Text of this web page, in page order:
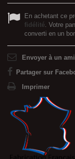
En achetant ce
fidélité. Votre
converti en un
Envoyer à un ami
Partager sur
Imprimer